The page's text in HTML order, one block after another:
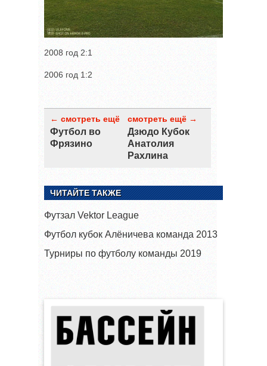
2008 год 2:1
2006 год 1:2
← смотреть ещё
Футбол во
Фрязино
смотреть ещё →
Дзюдо Кубок
Анатолия
Рахлина
ЧИТАЙТЕ ТАКЖЕ
Футзал Vektor League
Футбол кубок Алёничева команда 2013
Турниры по футболу команды 2019